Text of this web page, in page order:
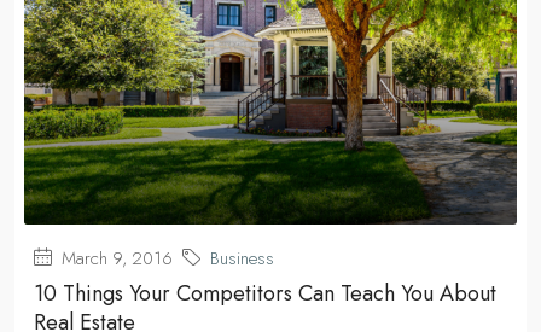
March 9, 2016 Business
10 Things Your Competitors Can Teach You About
Real Estate